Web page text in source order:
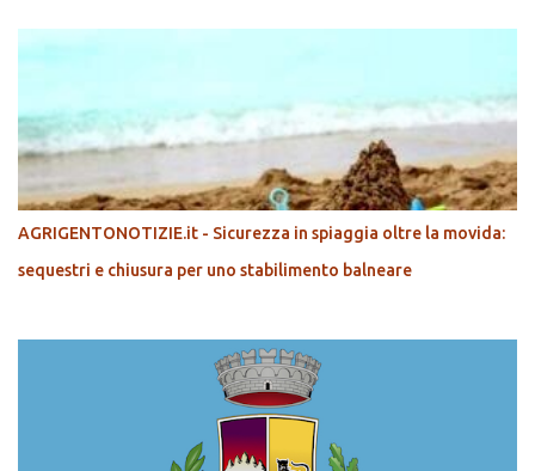
AGRIGENTONOTIZIE.it - Sicurezza in spiaggia oltre la movida:
sequestri e chiusura per uno stabilimento balneare